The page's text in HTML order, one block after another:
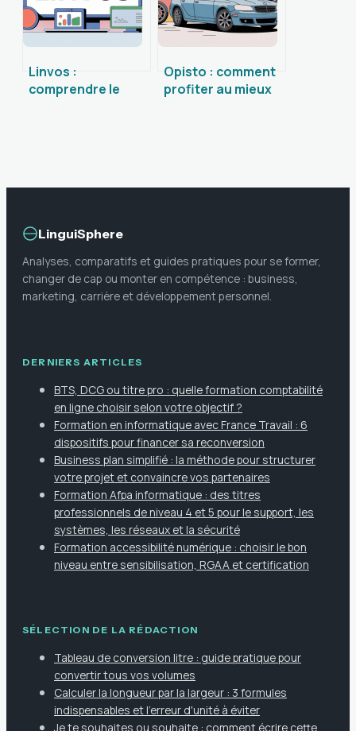
Linvos :
comprendre le
Opisto : comment
profiter au mieux
LinguiSphere
Analyses, comparatifs et guides pratiques pour se former,
changer de cap ou monter en compétence : business,
marketing, carrière et développement personnel.
DERNIERS ARTICLES
BTS, DCG ou titre pro : quelle formation comptabilité
en ligne choisir selon votre objectif ?
Formation en informatique avec France Travail : 6
dispositifs pour financer sa reconversion
Business plan simplifié : la méthode pour structurer
votre projet et convaincre vos partenaires
Formation Afpa informatique : des titres
professionnels de niveau 4 et 5 pour le support, les
systèmes, les réseaux et la sécurité
Formation accessibilité numérique : choisir le bon
niveau entre sensibilisation, RGAA et certification
SÉLECTION DE LA RÉDACTION
Tableau de conversion litre : guide pratique pour
convertir tous vos volumes
Calculer la longueur par la largeur : 3 formules
indispensables et l'erreur d'unité à éviter
Je te souhaites ou souhaite : comment écrire cette